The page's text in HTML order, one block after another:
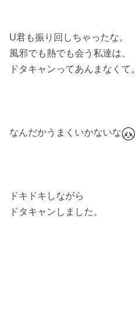
U君も振り回しちゃったな。
風邪でも熱でも会う私達は、
ドタキャンってあんまなくて。
なんだかうまくいかないな
ドキドキしながら
ドタキャンしました。